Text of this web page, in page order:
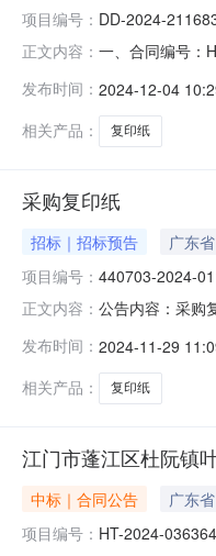
项目编号： DD-2024-
正文内容： 一、合同编号：
（乙方）：江门
发布时间： 2024-12-04
相关产品：
复印纸
采购复印纸
招标｜招标预告 广东
项目编号： 440703-2024-
正文内容： 公告内容：采购
发布时间：2024
发布时间： 2024-11-29
相关产品：
复印纸
江门市蓬江区杜阮镇
中标｜合同公告 广东
项目编号： HT-2024-